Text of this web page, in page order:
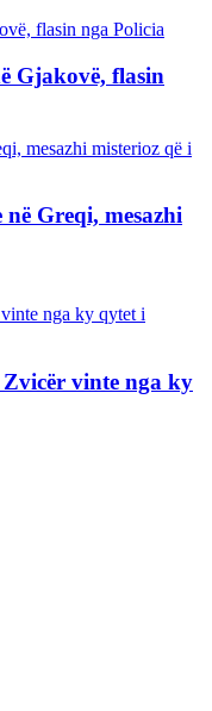
Gjakovë, flasin
Greqi, mesazhi
vinte nga ky